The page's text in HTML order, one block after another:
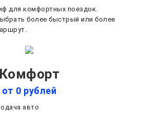
для комфортных поездок.
более быстрый или более
Комфорт
от 0 рублей
авто